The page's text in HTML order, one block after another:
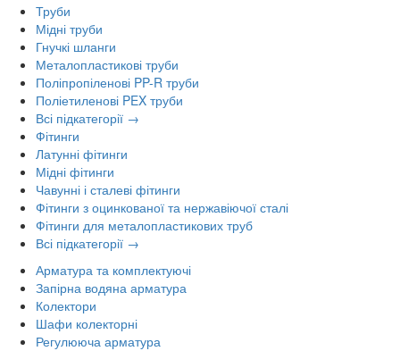
Труби
Мідні труби
Гнучкі шланги
Металопластикові труби
Поліпропіленові PP-R труби
Поліетиленові PEX труби
Всі підкатегорії →
Фітинги
Латунні фітинги
Мідні фітинги
Чавунні і сталеві фітинги
Фітинги з оцинкованої та нержавіючої сталі
Фітинги для металопластикових труб
Всі підкатегорії →
Арматура та комплектуючі
Запірна водяна арматура
Колектори
Шафи колекторні
Регулююча арматура